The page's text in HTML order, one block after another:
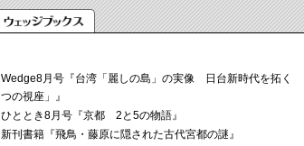
Wedge8月号『台湾「麗しの島」の実像 日台新時代を拓く「3
つの視座」』
ひととき8月号『京都 2と5の物語』
新刊書籍『飛鳥・藤原に隠された古代宮都の謎』